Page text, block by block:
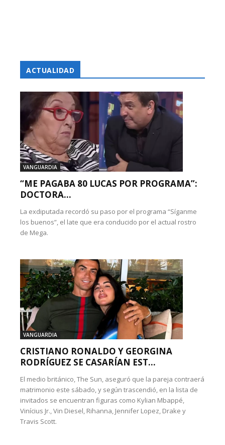
ACTUALIDAD
VANGUARDIA
“ME PAGABA 80 LUCAS POR PROGRAMA”:
DOCTORA...
La exdiputada recordó su paso por el programa “Síganme
los buenos”, el late que era conducido por el actual rostro
de Mega.
VANGUARDIA
CRISTIANO RONALDO Y GEORGINA
RODRÍGUEZ SE CASARÍAN EST...
El medio británico, The Sun, aseguró que la pareja contraerá
matrimonio este sábado, y según trascendió, en la lista de
invitados se encuentran figuras como Kylian Mbappé,
Vinícius Jr., Vin Diesel, Rihanna, Jennifer Lopez, Drake y
Travis Scott.